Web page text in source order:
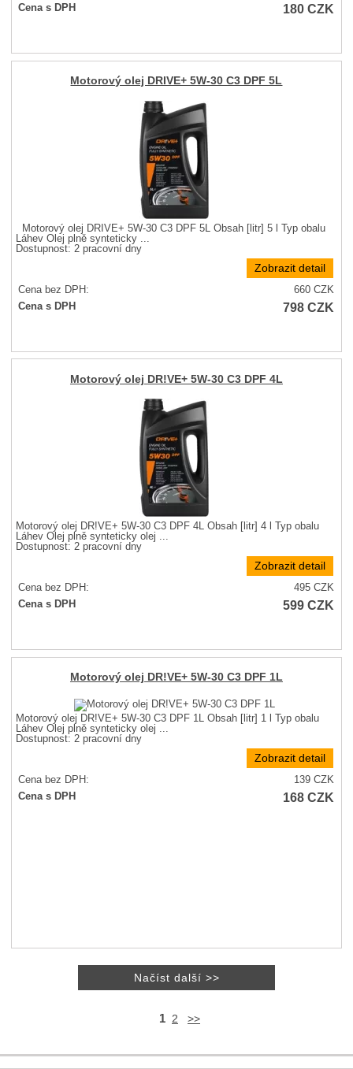
Cena s DPH
180CZK
Motorový olej DRIVE+ 5W-30 C3 DPF 5L
Motorový olej DRIVE+ 5W-30 C3 DPF 5L Obsah [litr] 5 l Typ obalu
Láhev Olej plně synteticky ...
Dostupnost: 2 pracovní dny
Zobrazit detail
Cena bez DPH: 660CZK
Cena s DPH
798CZK
Motorový olej DR!VE+ 5W-30 C3 DPF 4L
Motorový olej DR!VE+ 5W-30 C3 DPF 4L Obsah [litr] 4 l Typ obalu
Láhev Olej plně synteticky olej ...
Dostupnost:2 pracovní dny
Zobrazit detail
Cena bez DPH: 495CZK
Cena s DPH
599CZK
Motorový olej DR!VE+ 5W-30 C3 DPF 1L
Motorový olej DR!VE+ 5W-30 C3 DPF 1L Obsah [litr] 1 l Typ obalu
Láhev Olej plně synteticky olej ...
Dostupnost:2 pracovní dny
Zobrazit detail
Cena bez DPH: 139CZK
Cena s DPH
168CZK
1 2 >>